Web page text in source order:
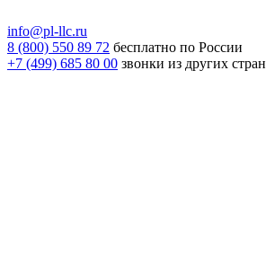
info@pl-llc.ru
8 (800) 550 89 72 бесплатно по России
+7 (499) 685 80 00 звонки из других стран